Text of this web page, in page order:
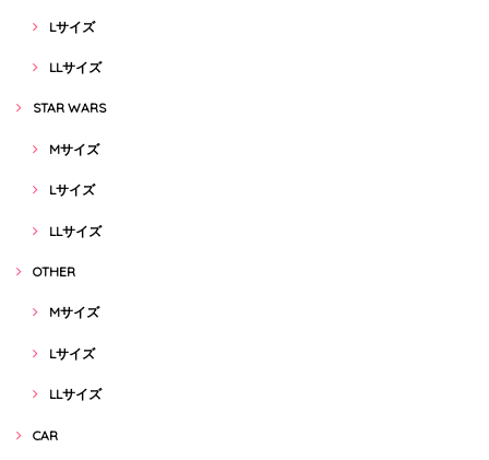
Lサイズ
LLサイズ
STAR WARS
Mサイズ
Lサイズ
LLサイズ
OTHER
Mサイズ
Lサイズ
LLサイズ
CAR